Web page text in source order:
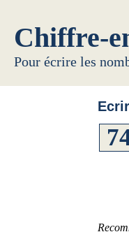
Chiffre-
Pour écrire les